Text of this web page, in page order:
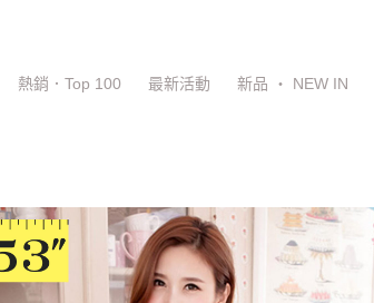
熱銷．Top 100 最新活動 新品 ‧ NEW IN